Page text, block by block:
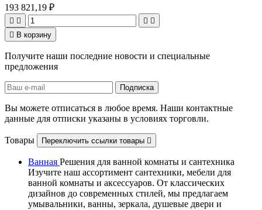
193 821,19 ₽
   
 В корзину
Получите наши последние новости и специальные
предложения
Вы можете отписаться в любое время. Наши контактные
данные для отписки указаны в условиях торговли.
Товары Переключить ссылки товары 
Ванная Решения для ванной комнаты и сантехника
Изучите наш ассортимент сантехники, мебели для
ванной комнаты и аксессуаров. От классических
дизайнов до современных стилей, мы предлагаем
умывальники, ванны, зеркала, душевые двери и